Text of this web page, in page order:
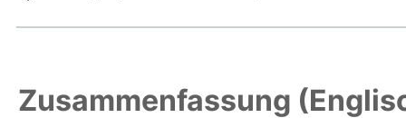
Zusammenfassung